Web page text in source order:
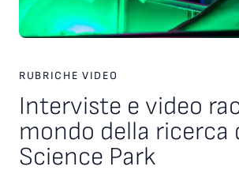
RUBRICHE VIDEO
Interviste e video
mondo della ricerca
Science Park